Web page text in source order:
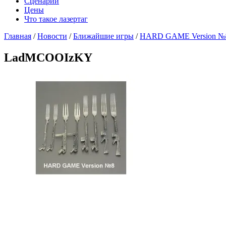
Цены
Что такое лазертаг
Главная /Новости /Ближайшие игры /HARD GAME Version
LadMCOOIzKY